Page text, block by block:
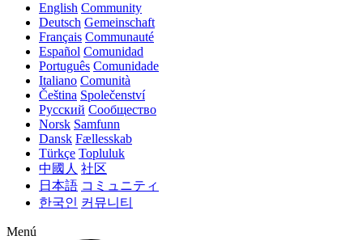
English Community
Deutsch Gemeinschaft
Français Communauté
Español Comunidad
Português Comunidade
Italiano Comunità
Čeština Společenství
Русский Сообщество
Norsk Samfunn
Dansk Fællesskab
Türkçe Topluluk
中國人 社区
日本語 コミュニティ
한국인 커뮤니티
Menú